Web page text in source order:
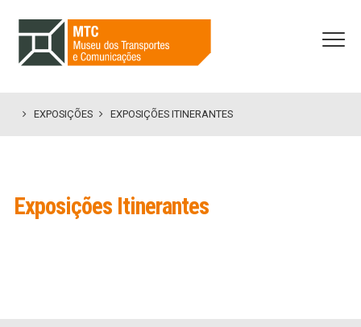
EXPOSIÇÕES
EXPOSIÇÕES ITINERANTES
Exposições Itinerantes